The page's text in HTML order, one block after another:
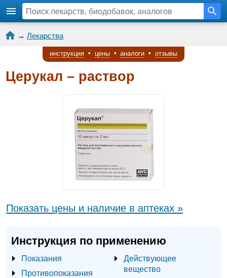
→ Лекарства
инструкция • цены • аналоги • отзывы
Церукал – раствор
Показать цены и наличие в аптеках »
Инструкция по применению
Показания
Противопоказания
Действующее
вещество